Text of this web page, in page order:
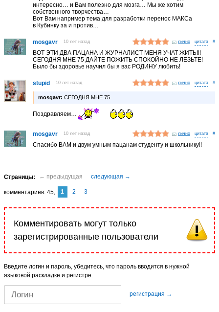
интересно… и Вам полезно для мозга… Мы же хотим
собственного творчества…
Вот Вам например тема для разработки перенос МАКСа
в Кубинку за и против…
mosgavr 10 лет назад лично #
ВОТ ЭТИ ДВА ПАЦАНА И ЖУРНАЛИСТ МЕНЯ УЧАТ ЖИТЬ!!!
СЕГОДНЯ МНЕ 75 ДАЙТЕ ПОЖИТЬ СПОКОЙНО НЕ ЛЕЗЬТЕ!
Было бы здоровье научил бы я вас РОДИНУ любить!
stupid 10 лет назад лично #
mosgavr: СЕГОДНЯ МНЕ 75
Поздравляем…
mosgavr 10 лет назад лично #
Спасибо ВАМ и двум умным пацанам студенту и школьнику!!
комментариев 45 1 2 3
Комментировать могут только
зарегистрированные пользователи
Введите логин и пароль, убедитесь, что пароль вводится в нужной
языковой раскладке и регистре.
регистрация →